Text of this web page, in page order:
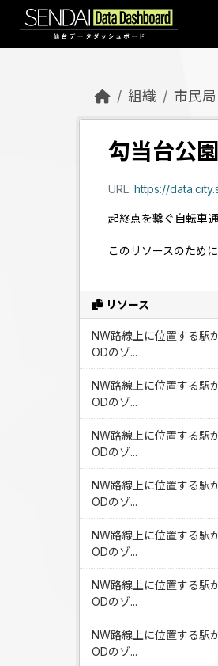
Skip to main content
組織 市民局
勾当台公
URL: https://
起終点を繋ぐ自転車
このリソースのため
リソース
NW路線上に位置する駅
ODのゾ...
NW路線上に位置する駅
ODのゾ...
NW路線上に位置する駅
ODのゾ...
NW路線上に位置する駅
ODのゾ...
NW路線上に位置する駅
ODのゾ...
NW路線上に位置する駅
ODのゾ...
NW路線上に位置する駅
ODのゾ...